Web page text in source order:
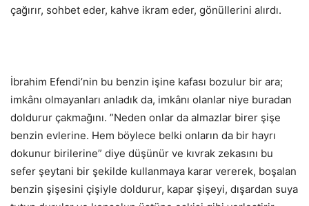
çağırır, sohbet eder, kahve ikram eder, gönüllerini alırdı.
İbrahim Efendi’nin bu benzin işine kafası bozulur bir ara;
imkânı olmayanları anladık da, imkânı olanlar niye buradan
doldurur çakmağını. ”Neden onlar da almazlar birer şişe
benzin evlerine. Hem böylece belki onların da bir hayrı
dokunur birilerine” diye düşünür ve kıvrak zekasını bu
sefer şeytani bir şekilde kullanmaya karar vererek, boşalan
benzin şişesini çişiyle doldurur, kapar şişeyi, dışardan suya